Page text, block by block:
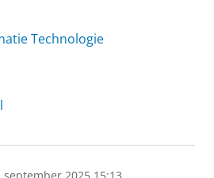
Technologie